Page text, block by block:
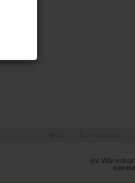
Ihr
0,00